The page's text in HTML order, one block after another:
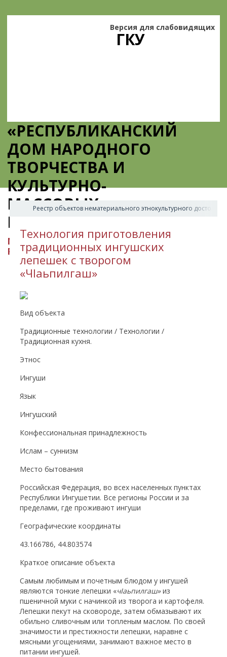
ГКУ
«РЕСПУБЛИКАНСКИЙ
ДОМ НАРОДНОГО
ТВОРЧЕСТВА И
КУЛЬТУРНО-
МАССОВЫХ
МЕРОПРИЯТИЙ»
МИНИСТЕРСТВО КУЛЬТУРЫ
РЕСПУБЛИКИ ИНГУШЕТИЯ
Версия для слабовидящих
Реестр объектов нематериального этнокультурного
Технология приготовления
традиционных ингушских
лепешек с творогом
«ЧIаьпилгаш»
Вид объекта
Традиционные технологии / Технологии /
Традиционная кухня.
Этнос
Ингуши
Язык
Ингушский
Конфессиональная принадлежность
Ислам – суннизм
Место бытования
Российская Федерация, во всех населенных пунктах
Республики Ингушетии. Все регионы России и за
пределами, где проживают ингуши
Географические координаты
43.166786, 44.803574
Краткое описание объекта
Самым любимым и почетным блюдом у ингушей
являются тонкие лепешки «чIаьпилгаш»из
пшеничной муки с начинкой из творога и картофеля.
Лепешки пекут на сковороде, затем обмазывают их
обильно сливочным или топленым маслом. По своей
значимости и престижности лепешки, наравне с
мясными угощениями, занимают важное место в
питании ингушей.